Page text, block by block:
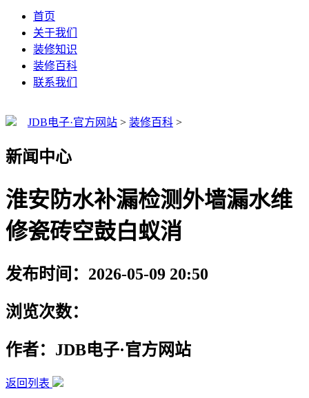
首页
关于我们
装修知识
装修百科
联系我们
JDB电子·官方网站 > 装修百科 >
新闻中心
淮安防水补漏检测外墙漏水维
修瓷砖空鼓白蚁消
发布时间：2026-05-09 20:50
浏览次数：
作者：JDB电子·官方网站
返回列表